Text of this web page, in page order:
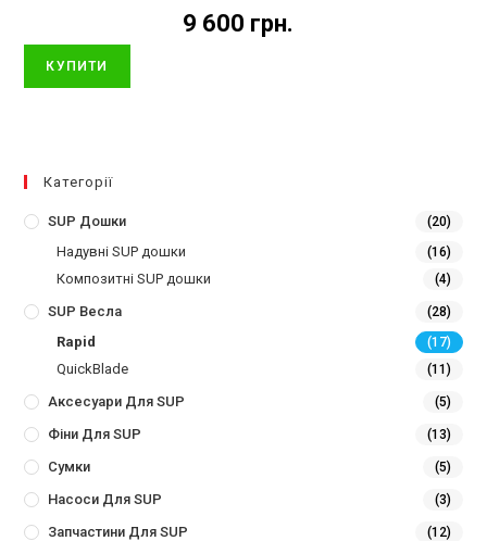
грн.
9 600
КУПИТИ
Категорії
SUP Дошки (20)
Надувні SUP дошки (16)
Композитні SUP дошки (4)
SUP Весла (28)
Rapid (17)
QuickBlade (11)
Аксесуари Для SUP (5)
Фіни Для SUP (13)
Сумки (5)
Насоси Для SUP (3)
Запчастини Для SUP (12)